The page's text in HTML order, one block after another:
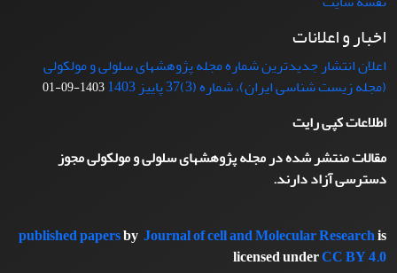
اخبار و اعلانات
اعلان انتشار جدیدترین شماره مجله پژوهشهای سلولی و مولکولی
(مجله زیست شناسی ایران)، شماره (3)37 پاییز 1403
1403-09-01
اطلاعات کپی رایت
مقالات منتشر شده در مجله پژوهشهای سلولی و مولکولی مجوز
دسترسی آزاد دارند.
published papersby Journal of cell and Molecular Researchis
licensed underCC BY 4.0